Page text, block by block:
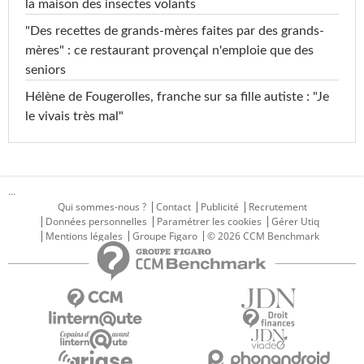
la maison des insectes volants
"Des recettes de grands-mères faites par des grands-
mères" : ce restaurant provençal n'emploie que des
seniors
Hélène de Fougerolles, franche sur sa fille autiste : "Je
le vivais très mal"
...
Qui sommes-nous ?
Contact Publicité
Recrutement
Données personnelles
Paramétrer les cookies
Gérer Utiq
Mentions légales
Groupe Figaro © 2026 CCM Benchmark